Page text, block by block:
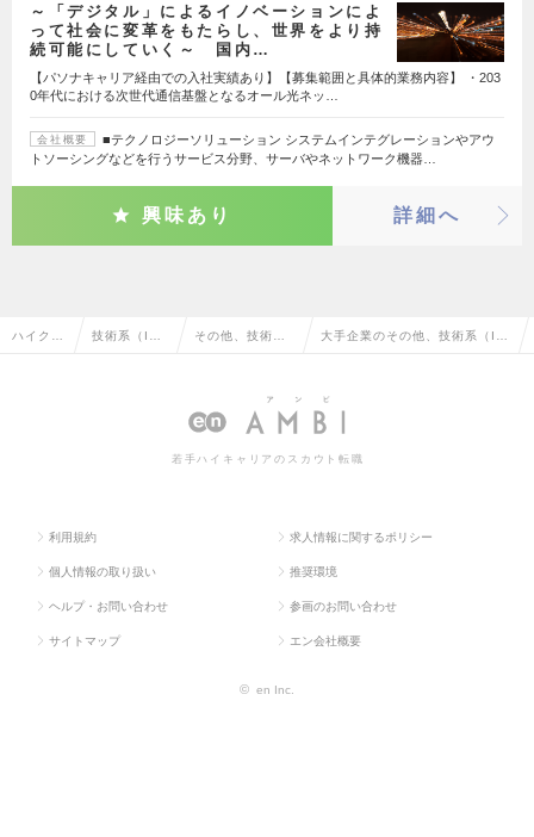
～「デジタル」によるイノベーションによ
って社会に変革をもたらし、世界をより持
続可能にしていく～ 国内…
【パソナキャリア経由での入社実績あり】【募集範囲と具体的業務内容】 ・203
0年代における次世代通信基盤となるオール光ネッ…
会社概要
■テクノロジーソリューション システムインテグレーションやアウ
トソーシングなどを行うサービス分野、サーバやネットワーク機器…
興味あり 詳細へ
ハイクラ 技術系（I その他、技術系
信系）
大手企業のその他、技術系（I
人情報一覧
若手ハイキャリアのスカウト転職
利用規約 求人情報に関するポリシー
個人情報の取り扱い 推奨環境
ヘルプ・お問い合わせ 参画のお問い合わせ
サイトマップ エン会社概要
© en Inc.